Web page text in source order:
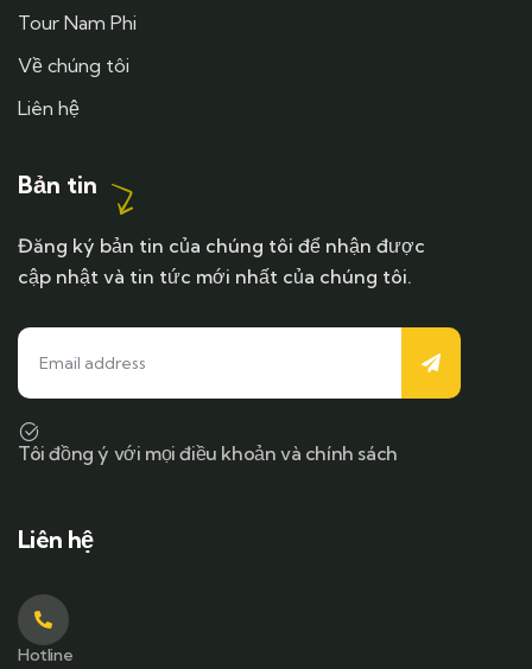
Tour Nam Phi
Về chúng tôi
Liên hệ
Bản tin
Đăng ký bản tin của chúng tôi để nhận được
cập nhật và tin tức mới nhất của chúng tôi.
Tôi đồng ý với mọi điều khoản và chính sách
Liên hệ
Hotline